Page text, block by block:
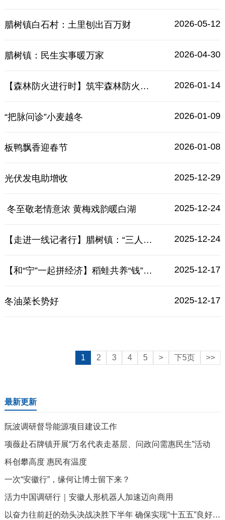
腊树镇白石村：土里刨出百万财 2026-05-12
​腊树镇：民生实事暖万家 2026-04-30
【森林防火进行时】筑牢森林防火安全防线 2026-01-14
“把脉问诊”小麦越冬 2026-01-09
板鸭飘香迎春节 2026-01-08
光伏发电助增收 2025-12-29
冬至敬老情意浓 黄梅戏韵暖白湖 2025-12-24
【走进一线记者行】腊树镇：“三人小组”善治善为 2025-12-24
【和“宁”一起拼经济】稻蛙共养“钱”景好 2025-12-17
冬油菜长势好 2025-12-17
1 2 3 4 5 > 下5页 >>
最新更新
阮波调研督导能源项目建设工作
项薇赴石牌镇开展“万名代表走基层、问政问需惠民生”活动
科创攀高度 惠民有温度
一次“安徽行”，缘何让博士留下来？
活力中国调研行｜安徽人形机器人加速迈向商用
以奋力往前赶的劲头决战决胜下半年 确保实现“十五五”良好开局